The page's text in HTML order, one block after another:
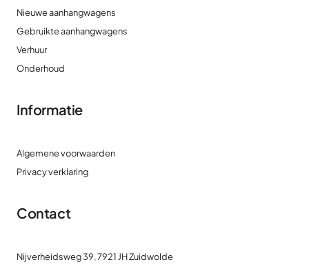
Nieuwe aanhangwagens
Gebruikte aanhangwagens
Verhuur
Onderhoud
Informatie
Algemene voorwaarden
Privacy verklaring
Contact
Nijverheidsweg 39, 7921 JH Zuidwolde